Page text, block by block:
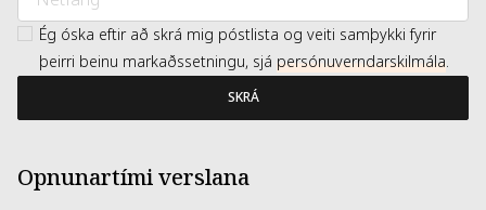
Ég óska eftir að skrá mig póstlista og veiti samþykki fyrir
þeirri beinu markaðssetningu, sjá persónuverndarskilmála.
SKRÁ
Opnunartími verslana